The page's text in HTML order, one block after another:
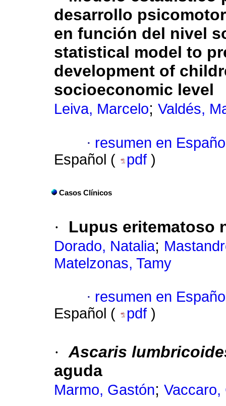
desarrollo
en función del nivel
statistical model to
development of
socioeconomic level
Leiva, Marcelo; Valdés,
· resumen en
Español (
pdf )
Casos Clínicos
· Lupus eritematoso
Dorado, Natalia;
Matelzonas, Tamy
· resumen en
Español (
pdf )
· Ascaris
aguda
Marmo, Gastón; Vaccaro,